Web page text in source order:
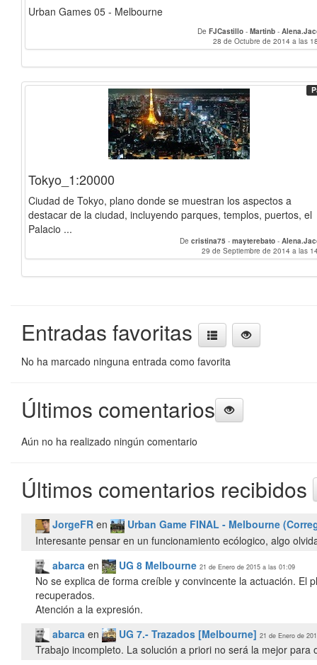
Urban Games 05 - Melbourne
De FJCastillo - Martinb -
28 de Octubre de 2014 a las
Tokyo_1:20000
Ciudad de Tokyo, plano donde se muestran los aspectos a
destacar de la ciudad, incluyendo parques, templos, puertos, el
Palacio ...
De cristina75 - mayterebato -
29 de Septiembre de 2014 a las
Entradas favoritas
No ha marcado ninguna entrada como favorita
Últimos comentarios
Aún no ha realizado ningún comentario
Últimos comentarios recibidos
JorgeFR en
Urban Game FINAL - Melbourne
Interesante pensar en un funcionamiento ecólogico, algo
abarca en UG 8 Melbourne 21 de Enero de 2015 a las 01:09
No se explica de forma creíble y convincente la actuación. El
recuperados.
Atención a la expresión.
abarca en UG 7.- Trazados [Melbourne] 21 de Enero de
Trabajo incompleto. La solución a priori no será la mejor para